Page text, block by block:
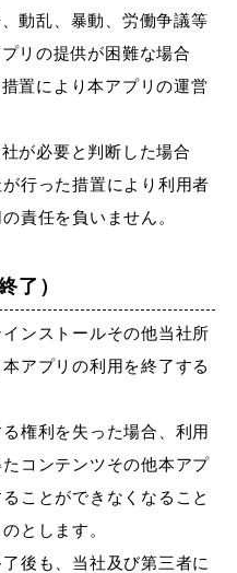
動乱、暴動、労働争議等
リの提供が困難な場合
置により本アプリの運営
が必要と判断した場合
行った措置により利用者
責任を負いません。
了）
ンストールその他当社所
アプリの利用を終了する
権利を失った場合、利用
コンテンツその他本アプ
ことができなくなること
とします。
後も、当社及び第三者に